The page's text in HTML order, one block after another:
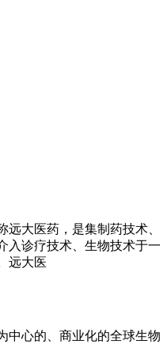
大医药，是集制药技术、
入诊疗技术、生物技术于一
远大医
中心的、商业化的全球生物